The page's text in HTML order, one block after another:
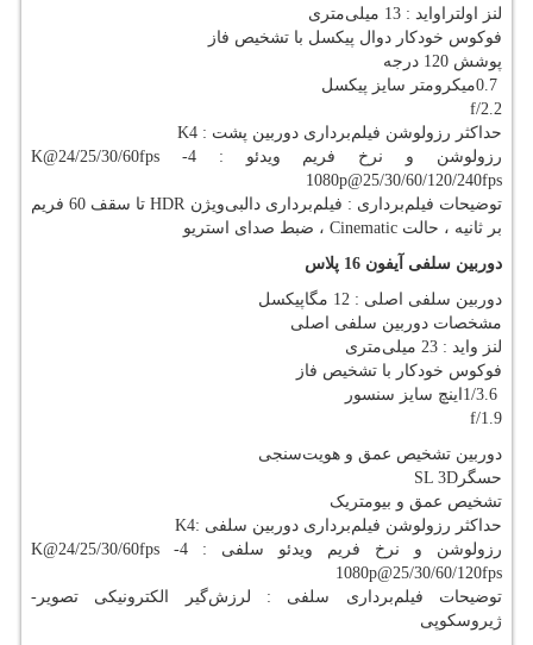
لنز اولتراواید : 13 میلی‌متری
فوکوس خودکار دوال پیکسل با تشخیص فاز
پوشش 120 درجه
0.7میکرومتر سایز پیکسل
f/2.2
حداکثر رزولوشن فیلم‌برداری دوربین‌ پشت : 4
K
رزولوشن و نرخ فریم ویدئو : 4 K@24/25/30/60fps -
1080p@25/30/60/120/240fps
توضیحات فیلم‌برداری : فیلم‌برداری دالبی‌ویژن HDR
تا سقف 60 فریم
بر ثانیه ، حالت Cinematic ، ضبط صدای استریو
دوربین سلفی آیفون 16 پلاس
دوربین سلفی اصلی : 12 مگاپیکسل
مشخصات دوربین سلفی اصلی
لنز واید : 23 میلی‌متری
فوکوس خودکار با تشخیص فاز
1/3.6 اینچ سایز سنسور
f/1.9
دوربین تشخیص عمق و هویت‌سنجی
حسگر SL 3D
تشخیص عمق و بیومتریک
حداکثر رزولوشن فیلم‌برداری دوربین‌ سلفی :4 K
رزولوشن و نرخ فریم ویدئو سلفی : 4
K@24/25/30/60fps -
1080p@25/30/60/120fps
توضیحات فیلم‌برداری سلفی : لرزش‌گیر الکترونیکی تصویر-
ژیروسکوپی